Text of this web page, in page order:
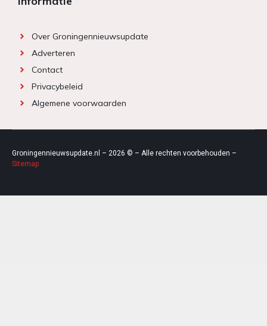
Over Groningennieuwsupdate
Adverteren
Contact
Privacybeleid
Algemene voorwaarden
Groningennieuwsupdate.nl – 2026 © – Alle rechten voorbehouden –
Sitemap